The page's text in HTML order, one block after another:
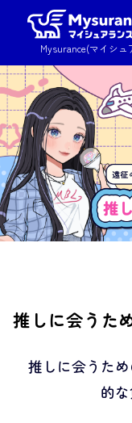
Mysurance(マイシ
推しに会うた
推しに会うた
的